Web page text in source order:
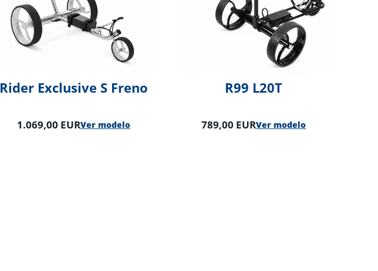
Rider Exclusive S Freno
1.069,00 EURVer modelo
R99 L20T
789,00 EURVer modelo